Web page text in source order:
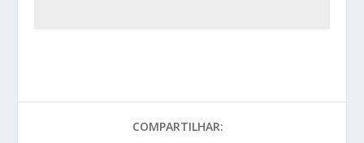
COMPARTILHAR: